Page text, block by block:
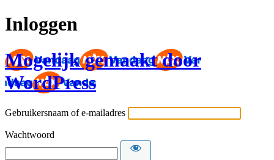
Inloggen
Mogelijk gemaakt door
WordPress
Gebruikersnaam of e-mailadres
Wachtwoord